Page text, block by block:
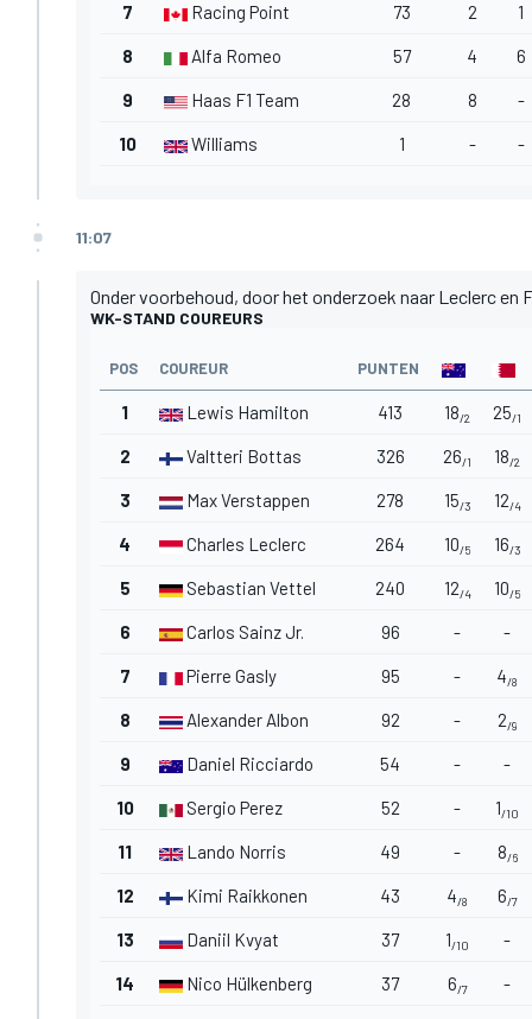
7 Racing Point 73 2 1
8 Alfa Romeo 57 4 6
9 Haas F1 Team 28 8 -
10 Williams 1 - -
11:07
Onder voorbehoud, door het onderzoek naar Leclerc en
WK-STAND COUREURS
POS COUREUR PUNTEN
1 Lewis Hamilton 413 18/2 25/1
2 Valtteri Bottas 326 26/1 18/2
3 Max Verstappen 278 15/3 12/4
4 Charles Leclerc 264 10/5 16/3
5 Sebastian Vettel 240 12/4 10/5
6 Carlos Sainz Jr. 96 - -
7 Pierre Gasly 95 - 4/8
8 Alexander Albon 92 - 2/9
9 Daniel Ricciardo 54 - -
10 Sergio Perez 52 - 1/10
11 Lando Norris 49 - 8/6
12 Kimi Raikkonen 43 4/8 6/7
13 Daniil Kvyat 37 1/10 -
14 Nico Hülkenberg 37 6/7 -